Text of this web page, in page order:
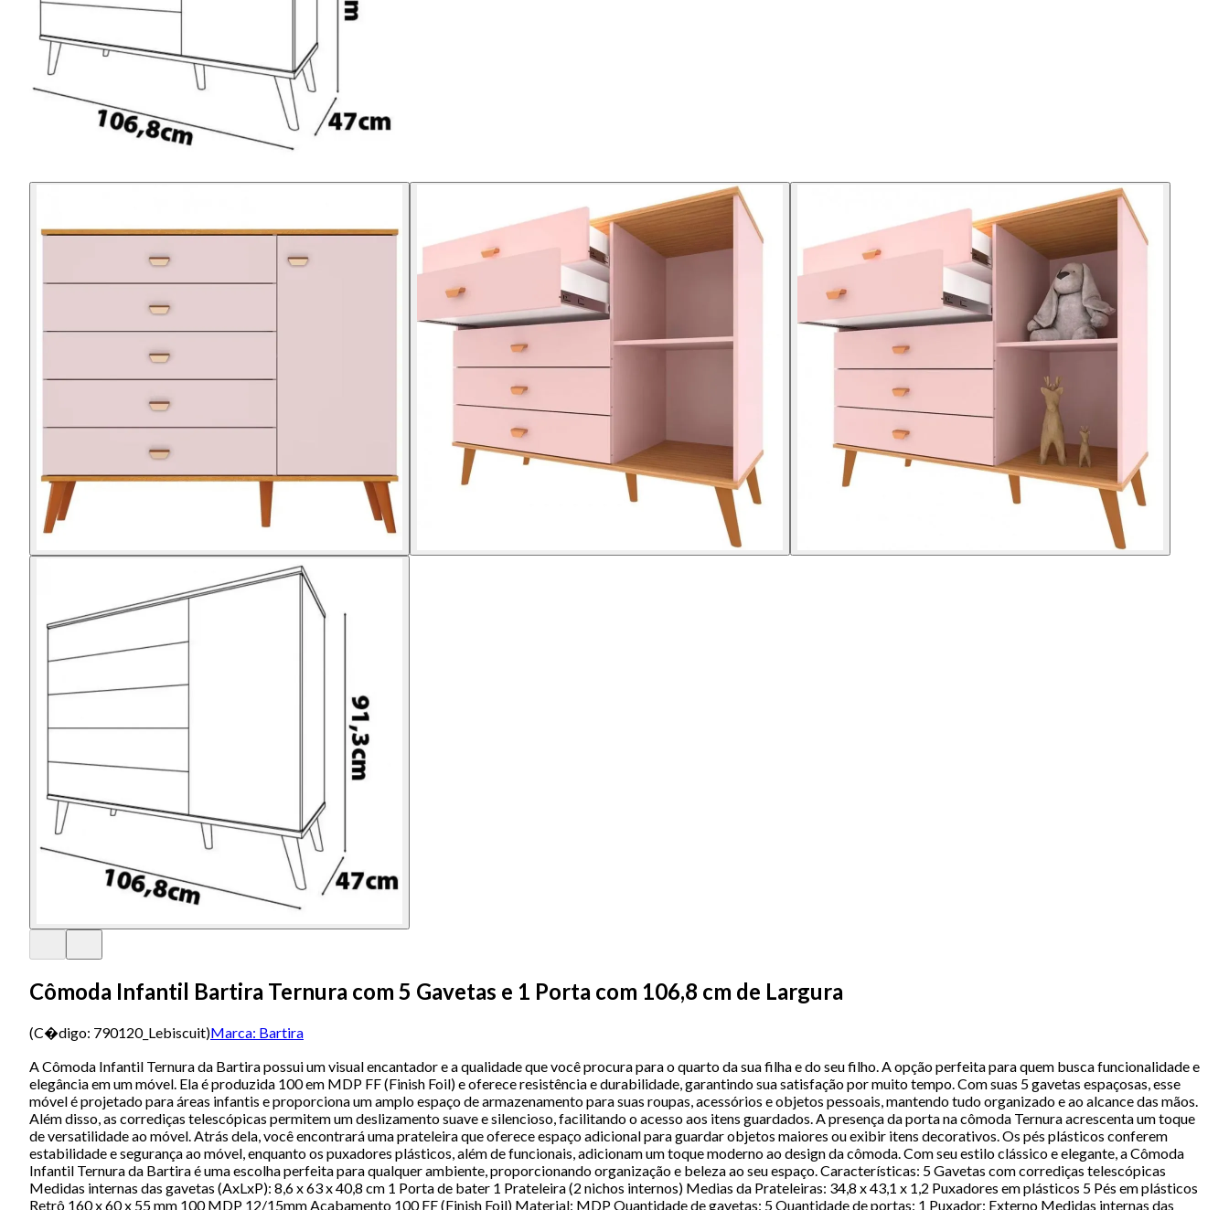
Cômoda Infantil Bartira Ternura com 5 Gavetas e 1 Porta com 106,8 cm de Largura
(C�digo: 790120_Lebiscuit)Marca: Bartira
A Cômoda Infantil Ternura da Bartira possui um visual encantador e a qualidade que você procura para o quarto da sua filha e do seu filho. A opção perfeita para quem busca funcionalidade e
elegância em um móvel. Ela é produzida 100 em MDP FF (Finish Foil) e oferece resistência e durabilidade, garantindo sua satisfação por muito tempo. Com suas 5 gavetas espaçosas, esse
móvel é projetado para áreas infantis e proporciona um amplo espaço de armazenamento para suas roupas, acessórios e objetos pessoais, mantendo tudo organizado e ao alcance das mãos.
Além disso, as corrediças telescópicas permitem um deslizamento suave e silencioso, facilitando o acesso aos itens guardados. A presença da porta na cômoda Ternura acrescenta um toque
de versatilidade ao móvel. Atrás dela, você encontrará uma prateleira que oferece espaço adicional para guardar objetos maiores ou exibir itens decorativos. Os pés plásticos conferem
estabilidade e segurança ao móvel, enquanto os puxadores plásticos, além de funcionais, adicionam um toque moderno ao design da cômoda. Com seu estilo clássico e elegante, a Cômoda
Infantil Ternura da Bartira é uma escolha perfeita para qualquer ambiente, proporcionando organização e beleza ao seu espaço. Características: 5 Gavetas com corrediças telescópicas
Medidas internas das gavetas (AxLxP): 8,6 x 63 x 40,8 cm 1 Porta de bater 1 Prateleira (2 nichos internos) Medias da Prateleiras: 34,8 x 43,1 x 1,2 Puxadores em plásticos 5 Pés em plásticos
Retrô 160 x 60 x 55 mm 100 MDP 12/15mm Acabamento 100 FF (Finish Foil) Material: MDP Quantidade de gavetas: 5 Quantidade de portas: 1 Puxador: Externo Medidas internas das